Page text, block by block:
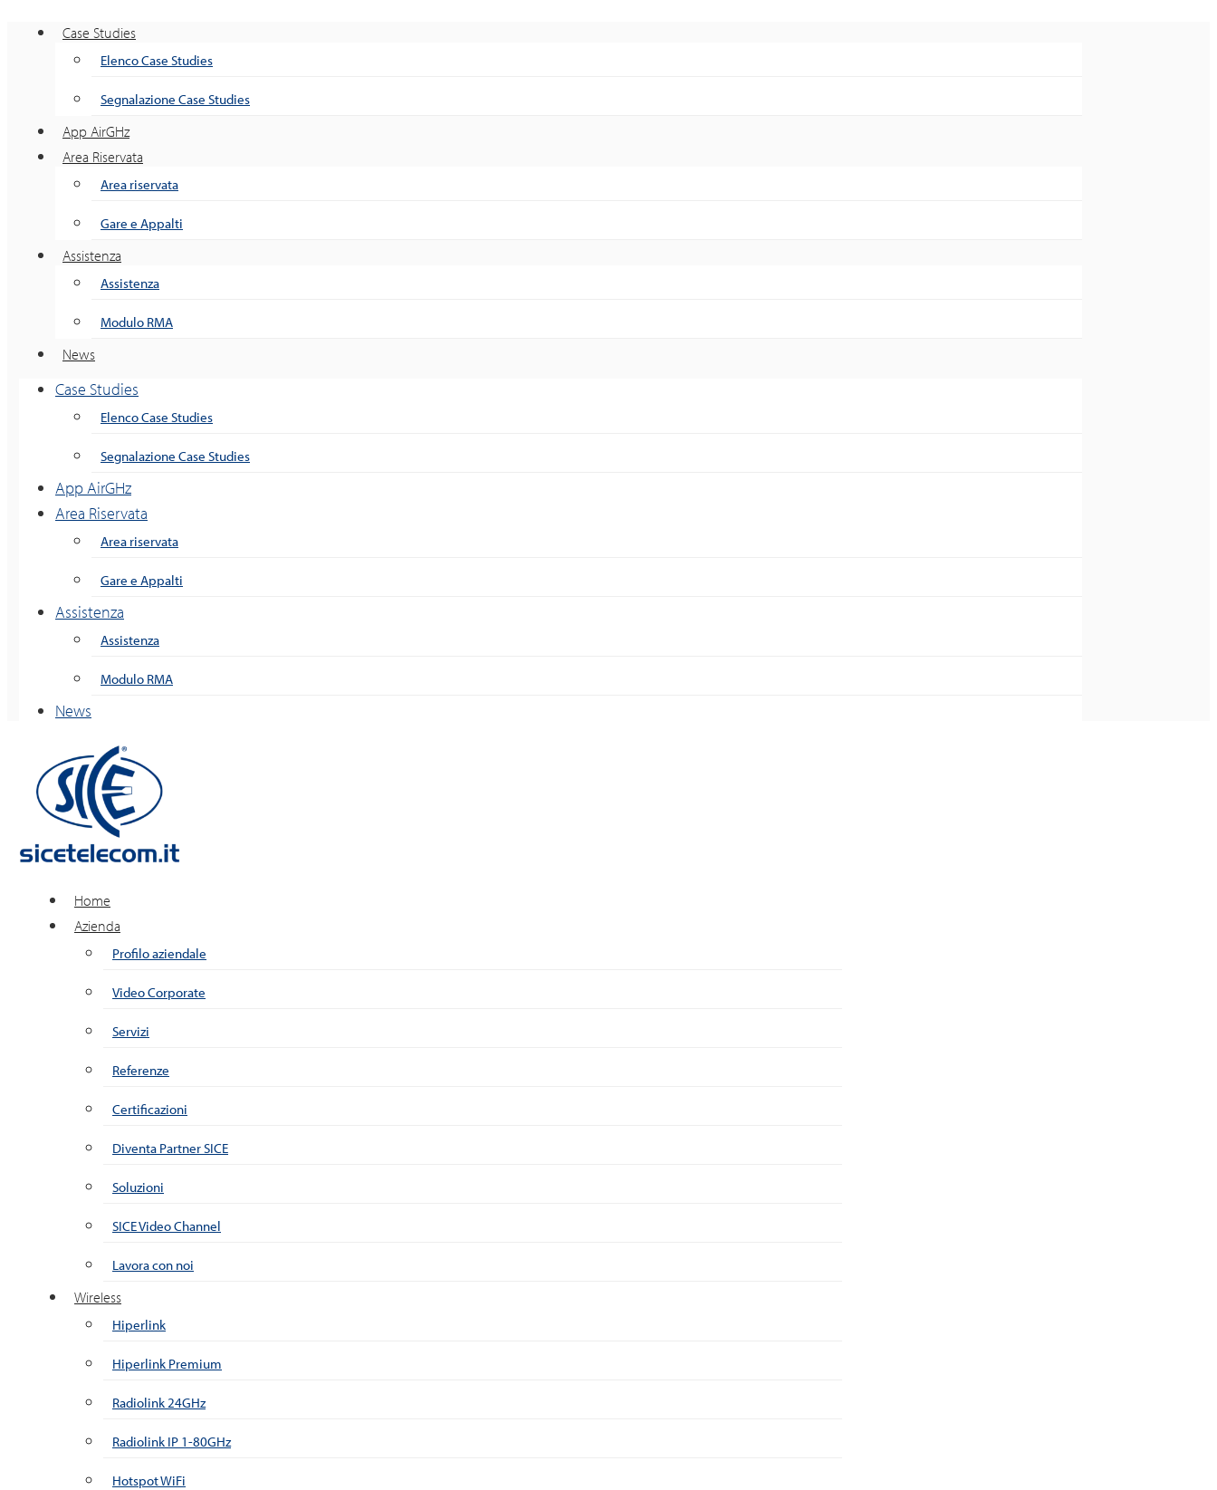
Case Studies
Elenco Case Studies
Segnalazione Case Studies
App AirGHz
Area Riservata
Area riservata
Gare e Appalti
Assistenza
Assistenza
Modulo RMA
News
Case Studies
Elenco Case Studies
Segnalazione Case Studies
App AirGHz
Area Riservata
Area riservata
Gare e Appalti
Assistenza
Assistenza
Modulo RMA
News
Home
Azienda
Profilo aziendale
Video Corporate
Servizi
Referenze
Certificazioni
Diventa Partner SICE
Soluzioni
SICE Video Channel
Lavora con noi
Wireless
Hiperlink
Hiperlink Premium
Radiolink 24GHz
Radiolink IP 1-80GHz
Hotspot WiFi